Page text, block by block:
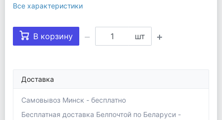
Все характеристики
В корзину шт
Доставка
Самовывоз Минск - бесплатно
Бесплатная доставка Белпочтой по Беларуси -